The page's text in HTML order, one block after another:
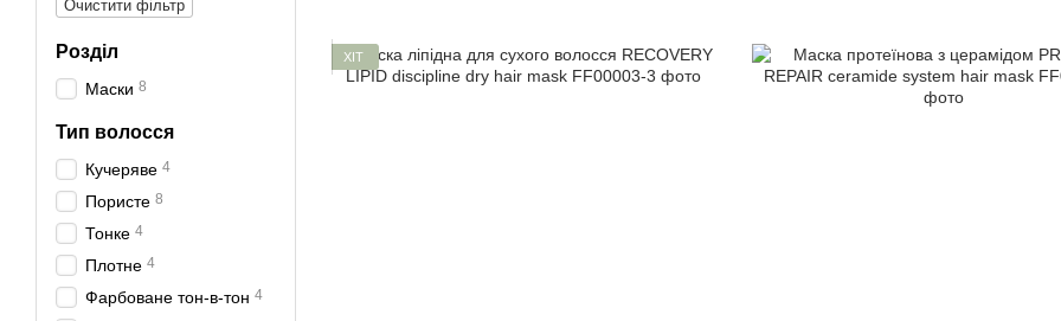
ХІТ
Очистити фільтр
Розділ
Маски 8
Тип волосся
Кучеряве 4
Пористе 8
Тонке 4
Плотне 4
Фарбоване тон-в-тон 4